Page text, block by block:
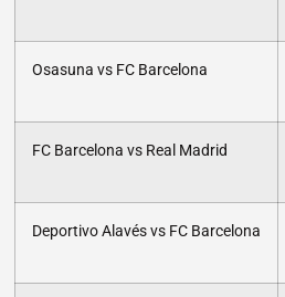
Osasuna vs FC Barcelona
FC Barcelona vs Real Madrid
Deportivo Alavés vs FC Barcelona